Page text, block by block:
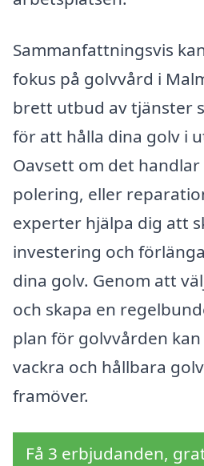
Sammanfattningsvis
fokus på golvvård i
brett utbud av tjänster
för att hålla dina golv i
Oavsett om det
polering, eller
experter hjälpa dig att
investering och
dina golv. Genom att
och skapa en
plan för golvvården
vackra och hållbara
framöver.
Få 3 erbjudanden,